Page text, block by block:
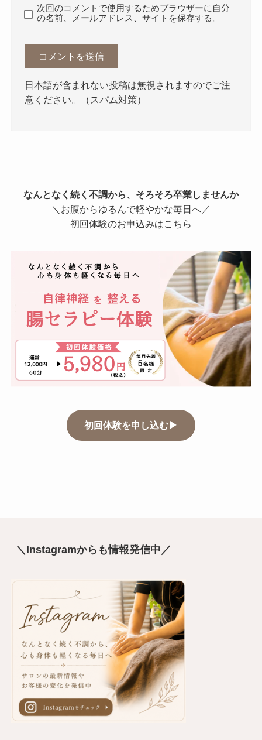
次回のコメントで使用するためブラウザーに自分
の名前、メールアドレス、サイトを保存する。
日本語が含まれない投稿は無視されますのでご注
意ください。（スパム対策）
なんとなく続く不調から、そろそろ卒業しませんか
＼お腹からゆるんで軽やかな毎日へ／
初回体験のお申込みはこちら
初回体験を申し込む▶
＼Instagramからも情報発信中／